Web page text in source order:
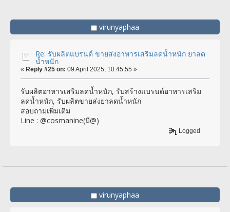
virunyaphaa
Re: รับผลิตแบรนด์ ขายส่งอาหารเสริมลดน้ำหนัก ยาลด
น้ำหนัก
« Reply #25 on: 09 April 2025, 10:45:55 »
รับผลิตอาหารเสริมลดน้ำหนัก, รับสร้างแบรนด์อาหารเสริม
ลดน้ำหนัก, รับผลิตขายส่งยาลดน้ำหนัก
สอบถามเพิ่มเติม
Line : @cosmanine(มี@)
Logged
virunyaphaa